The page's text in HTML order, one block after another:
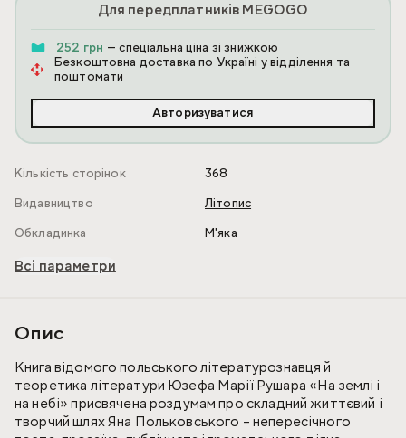
Для передплатників MEGOGO
252 грн — спеціальна ціна зі знижкою
Безкоштовна доставка по Україні у відділення та
поштомати
Авторизуватися
Кількість сторінок
368
Видавництво
Літопис
Обкладинка
М'яка
Всі параметри
Опис
Книга відомого польського літературознавця й
теоретика літератури Юзефа Марії Рушара «На землі і
на небі» присвячена роздумам про складний життєвий і
творчий шлях Яна Польковського – непересічного